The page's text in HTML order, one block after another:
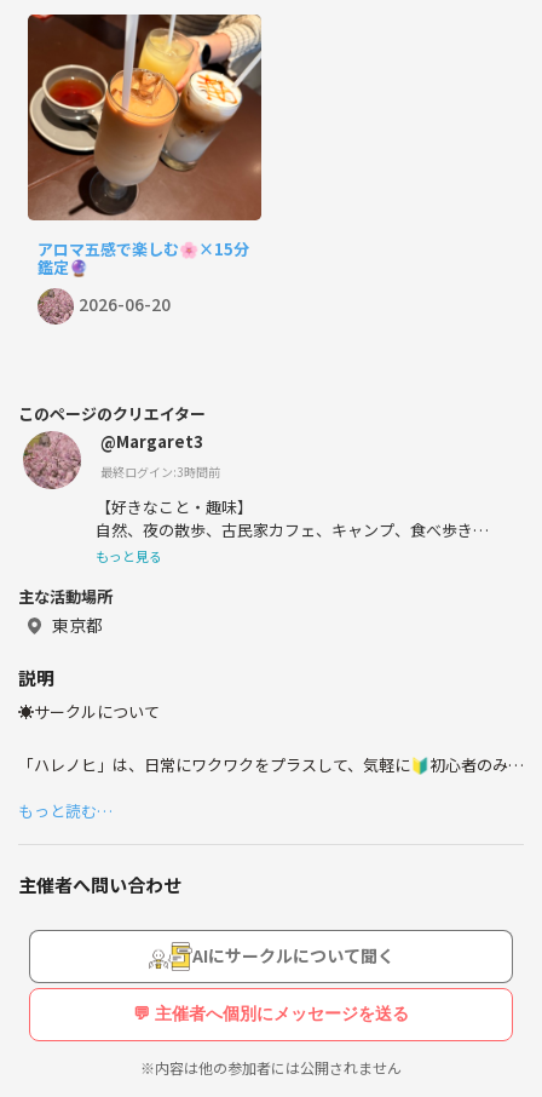
アロマ五感で楽しむ🌸×15分
鑑定🔮
2026-06-20
このページのクリエイター
@Margaret3
最終ログイン:3時間前
【好きなこと・趣味】
自然、夜の散歩、古民家カフェ、キャンプ、食べ歩き
アート＆音楽： アート、陶芸、美術館、音楽、フェス、
【好きな食べ物】
気球に乗る！🎈
【こんな友達を募集中🤝】
話上手な人
キャンプ、山、公園、音楽など、アウトドアもインドアも
一緒に楽しめる人
もっと見る
主な活動場所
東京都
説明
☀️サークルについて
「ハレノヒ」は、日常にワクワクをプラスして、気軽に🔰初心者のみん
「飲み会はちょっと緊張する…」
「自然にワイワイ仲良くなりたい！」そんな方のために、会話が弾むよ
うな**「＋αの楽しい企画」**をちょっとだけ盛り込んでいきます🎵
新しいお友達を作りたい場所として気軽に楽しんでもらえる場所にした
🍰どんなイベントをするの？
都内のカフェやお出かけスポットで、少人数から大人数まで楽しいイベ
もっと読む…
主催者へ問い合わせ
AIにサークルについて聞く
💬 主催者へ個別にメッセージを送る
※内容は他の参加者には公開されません